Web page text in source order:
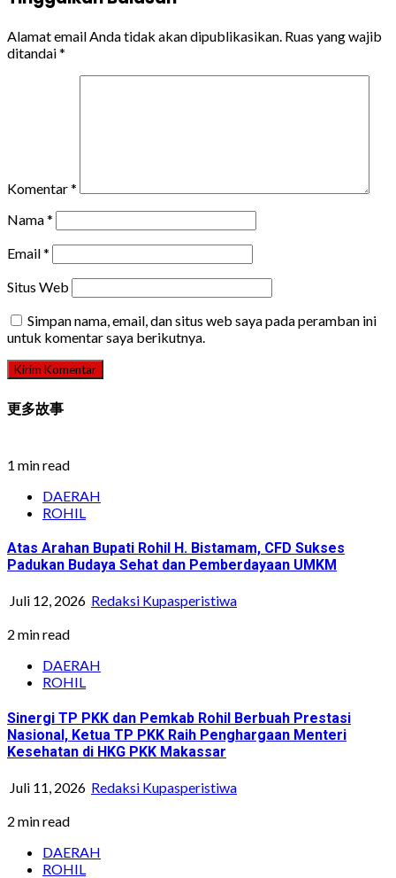
Alamat email Anda tidak akan dipublikasikan. Ruas yang wajib
ditandai*
Komentar*
Nama*
Email*
Situs Web
Simpan nama, email, dan situs web saya pada peramban ini
untuk komentar saya berikutnya.
更多故事
1 min read
DAERAH
ROHIL
Atas Arahan Bupati Rohil H. Bistamam, CFD Sukses
Padukan Budaya Sehat dan Pemberdayaan UMKM
Juli 12, 2026 Redaksi Kupasperistiwa
2 min read
DAERAH
ROHIL
Sinergi TP PKK dan Pemkab Rohil Berbuah Prestasi
Nasional, Ketua TP PKK Raih Penghargaan Menteri
Kesehatan di HKG PKK Makassar
Juli 11, 2026 Redaksi Kupasperistiwa
2 min read
DAERAH
ROHIL